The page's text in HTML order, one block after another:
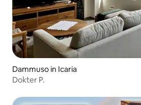
Dammuso in Icaria
Dokter P.